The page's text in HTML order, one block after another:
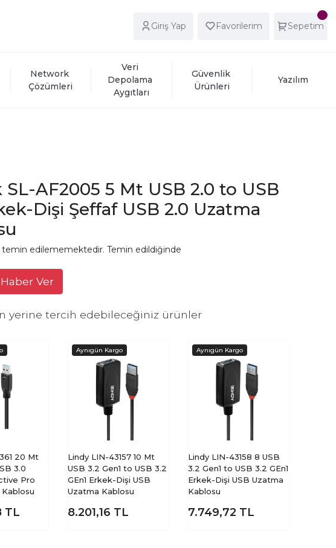
Giriş Yap Favorilerim Sepetim
Network
Çözümleri
Veri
Depolama
Aygıtları
Güvenlik
Ürünleri
Yazılım
SL-AF2005 5 Mt USB 2.0 to USB
Dişi Şeffaf USB 2.0 Uzatma
temin edilememektedir. Temin edildiğinde
Ver
yerine tercih edebileceğiniz ürünler
20 Mt
3.0
Pro
TL
Lindy LIN-43157 10 Mt
USB 3.2 Gen1 to USB 3.2
GEn1 Erkek-Dişi USB
Uzatma Kablosu
8.201,16 TL
Lindy LIN-43158 8 USB
3.2 Gen1 to USB 3.2 GEn1
Erkek-Dişi USB Uzatma
Kablosu
7.749,72 TL